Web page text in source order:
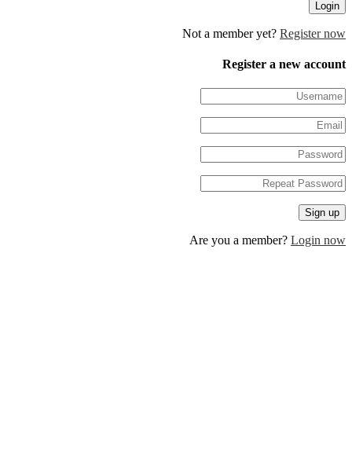
Not a member yet?
Register a new
Are you a member?